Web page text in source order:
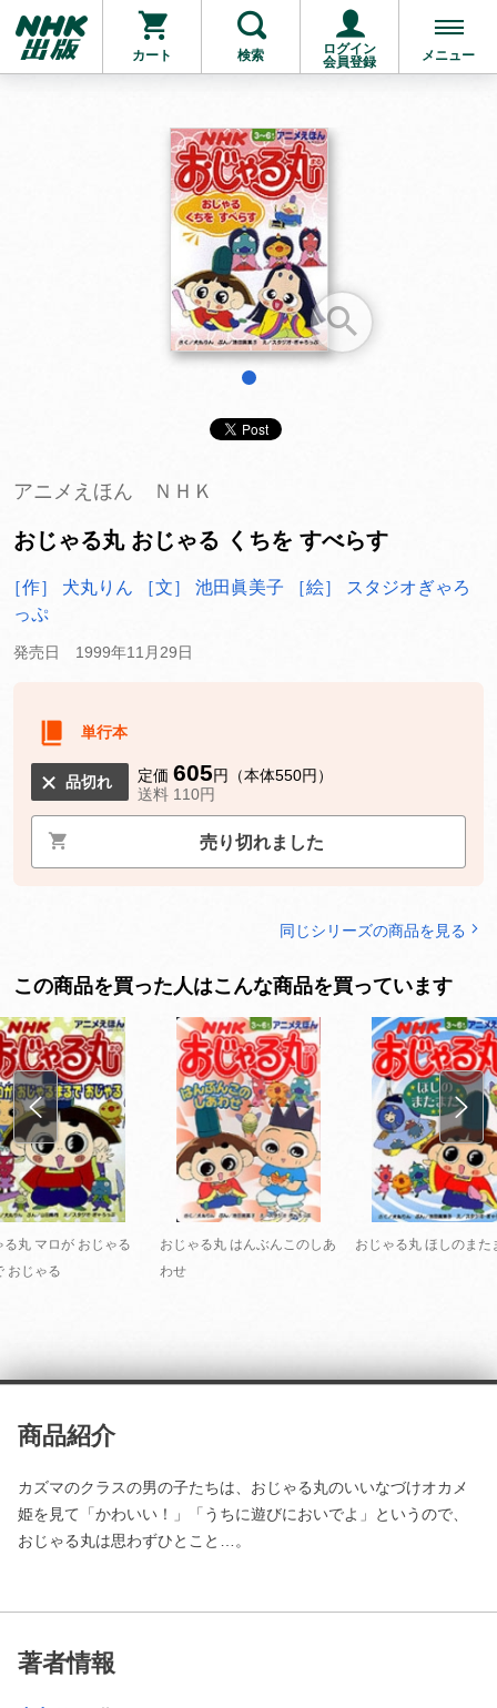
カート 検索
ログイン
会員登録
メニュー
お支払いに進む
他にも商品を買う
アニメえほん ＮＨＫ
おじゃる丸 おじゃる くちを すべらす
［作］ 犬丸りん ［文］ 池田眞美子
［絵］ スタジオぎゃろ
っぷ
発売日 1999年11月29日
単行本
品切れ 定価 605円（本体550円）
送料 110円
売り切れました
同じシリーズの商品を見る
この商品を買った人はこんな商品を買っています
る丸 マロが おじゃる
おじゃる
おじゃる丸 はんぶんこのしあ
わせ
おじゃる丸 ほしのまた
商品紹介
カズマのクラスの男の子たちは、おじゃる丸のいいなづけオカメ
姫を見て「かわいい！」「うちに遊びにおいでよ」というので、
おじゃる丸は思わずひとこと…。
著者情報